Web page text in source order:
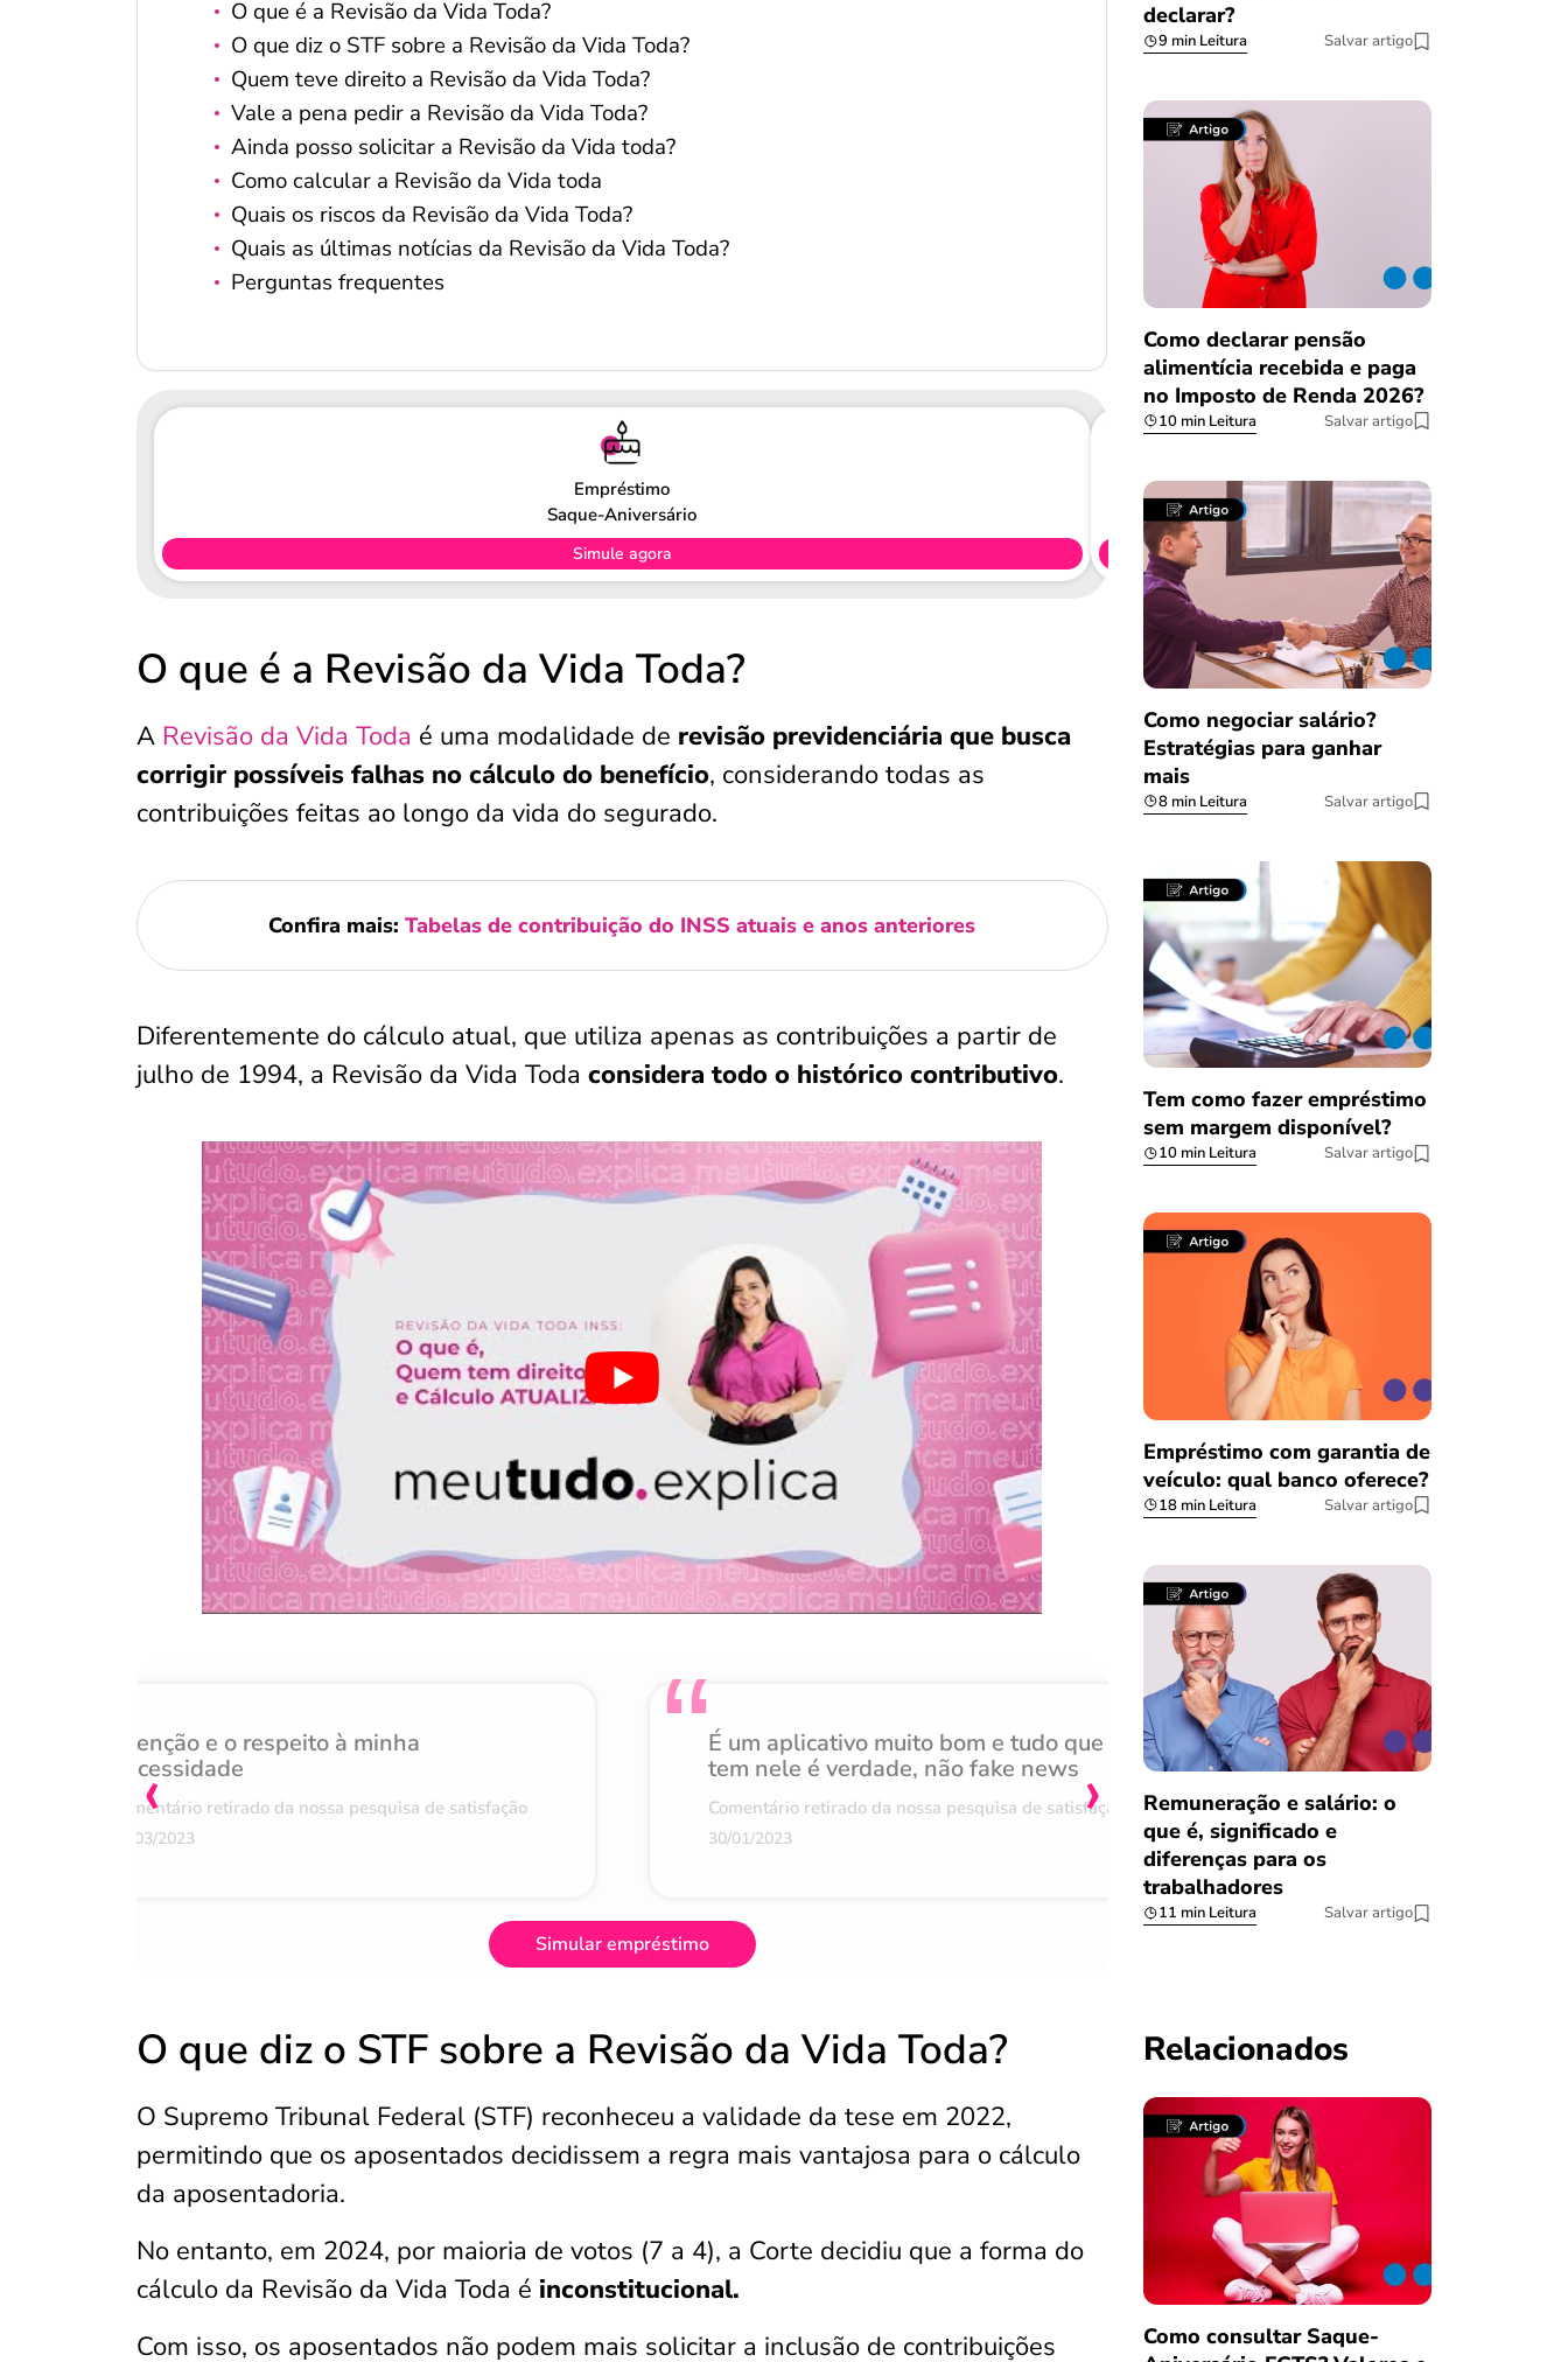
O que é a Revisão da Vida Toda?
O que diz o STF sobre a Revisão da Vida Toda?
Quem teve direito a Revisão da Vida Toda?
Vale a pena pedir a Revisão da Vida Toda?
Ainda posso solicitar a Revisão da Vida toda?
Como calcular a Revisão da Vida toda
Quais os riscos da Revisão da Vida Toda?
Quais as últimas notícias da Revisão da Vida Toda?
Perguntas frequentes
Empréstimo
Saque-Aniversário
Simule agora
O que é a Revisão da Vida Toda?
A Revisão da Vida Toda é uma modalidade de revisão previdenciária que busca
corrigir possíveis falhas no cálculo do benefício, considerando todas as
contribuições feitas ao longo da vida do segurado.
Confira mais:Tabelas de contribuição do INSS atuais e anos anteriores
Diferentemente do cálculo atual, que utiliza apenas as contribuições a partir de
julho de 1994, a Revisão da Vida Toda considera todo o histórico contributivo.
Atenção e o respeito à minha
necessidade
Comentário retirado da nossa pesquisa de satisfação
07/03/2023
É um aplicativo muito bom e tudo que
tem nele é verdade, não fake news
Comentário retirado da nossa pesquisa de satisfação
30/01/2023
Achei muito rápido,
burocracia
Comentário retirado da nossa
08/03/2023
‹ ›
Simular empréstimo
O que diz o STF sobre a Revisão da Vida Toda?
O Supremo Tribunal Federal (STF) reconheceu a validade da tese em 2022,
permitindo que os aposentados decidissem a regra mais vantajosa para o cálculo
da aposentadoria.
No entanto, em 2024, por maioria de votos (7 a 4), a Corte decidiu que a forma do
cálculo da Revisão da Vida Toda é inconstitucional.
Com isso, os aposentados não podem mais solicitar a inclusão de contribuições
declarar?
9 min Leitura Salvar artigo
Como declarar pensão
alimentícia recebida e paga
no Imposto de Renda 2026?
10 min Leitura Salvar artigo
Como negociar salário?
Estratégias para ganhar
mais
8 min Leitura Salvar artigo
Tem como fazer empréstimo
sem margem disponível?
10 min Leitura Salvar artigo
Empréstimo com garantia de
veículo: qual banco oferece?
18 min Leitura Salvar artigo
Remuneração e salário: o
que é, significado e
diferenças para os
trabalhadores
11 min Leitura Salvar artigo
Relacionados
Como consultar Saque-